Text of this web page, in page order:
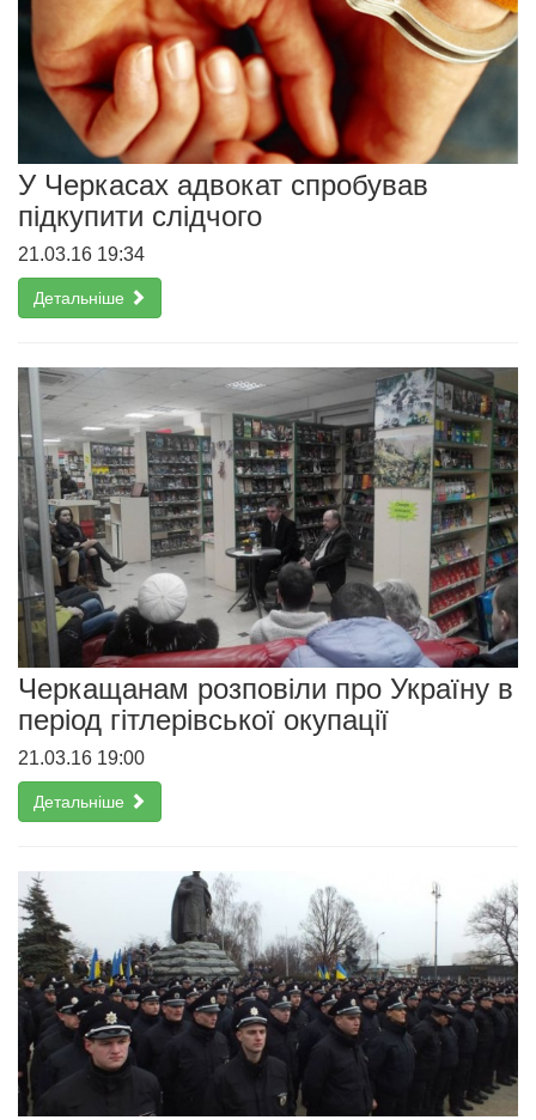
У Черкасах адвокат спробував
підкупити слідчого
21.03.16 19:34
Детальніше
Черкащанам розповіли про Україну в
період гітлерівської окупації
21.03.16 19:00
Детальніше